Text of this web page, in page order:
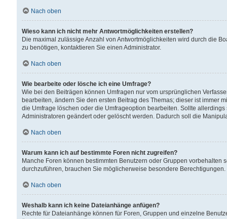
Nach oben
Wieso kann ich nicht mehr Antwortmöglichkeiten erstellen?
Die maximal zulässige Anzahl von Antwortmöglichkeiten wird durch die
zu benötigen, kontaktieren Sie einen Administrator.
Nach oben
Wie bearbeite oder lösche ich eine Umfrage?
Wie bei den Beiträgen können Umfragen nur vom ursprünglichen
bearbeiten, ändern Sie den ersten Beitrag des Themas; dieser ist immer
die Umfrage löschen oder die Umfrageoption bearbeiten. Sollte
Administratoren geändert oder gelöscht werden. Dadurch soll die
Nach oben
Warum kann ich auf bestimmte Foren nicht zugreifen?
Manche Foren können bestimmten Benutzern oder Gruppen
durchzuführen, brauchen Sie möglicherweise besondere
Nach oben
Weshalb kann ich keine Dateianhänge anfügen?
Rechte für Dateianhänge können für Foren, Gruppen und einzelne